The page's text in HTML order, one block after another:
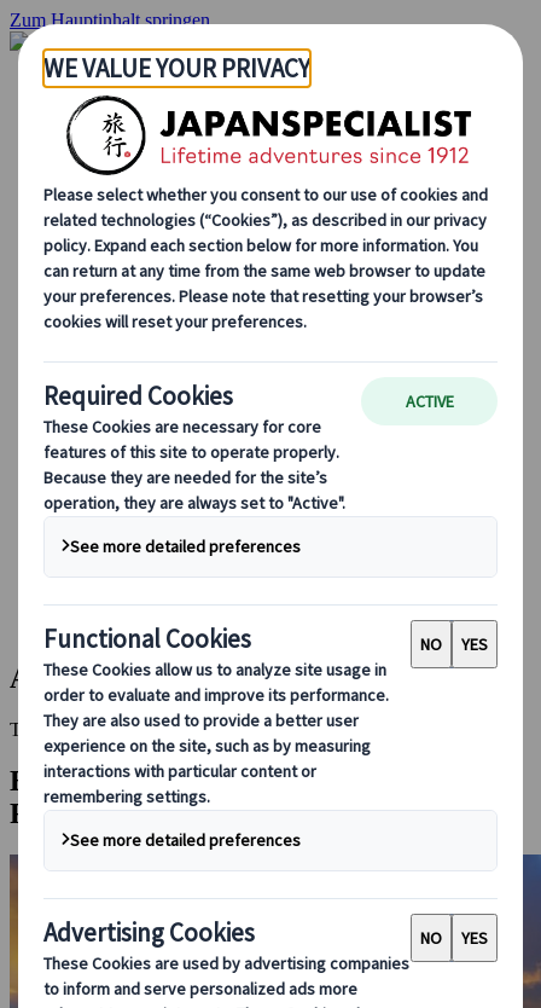
Zum Hauptinhalt springen
Startseite
Rundreisen
Individuelle Reisen
Gruppenreisen
Selbstfahrerreisen
Ausflüge
Maßgeschneiderte Gruppenreisen
Japan Rail Pass
Wie wir arbeiten
Über uns
Treffen Sie unser Team
Werden Sie Teil unseres Teams
Saisonale Reisetipps
Highlights des Reiseziels
Kulturelle Einblicke
Kulinarische Erlebnisse
Entdecke Japan mit dem Zug
Häufig gestellte Fragen
Wichtige Informationen
Etikette in Japan
Autofahren in Japan
Bei uns buchen
Japan Rail Pass
Unterkunft
Online-Beratung
Asahidake Onsen
This Destination is disabled to display.
Entdecken Sie andere Reiseziele in dieser
Region